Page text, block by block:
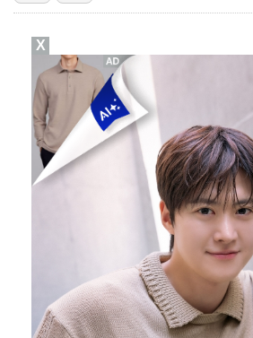
[ST포토] 김민선7, 라인 확인
[ST포토] 박현경, 멀리가자
[ST포토] 전예성, 벌써 덥네
X